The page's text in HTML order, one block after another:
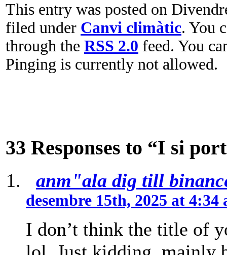
This entry was posted on
filed under Canvi climàtic. You
through the RSS 2.0 feed. You
Pinging is currently not allowed.
33 Responses to “I si
anm"ala dig till
desembre 15th, 2025 at 4:34
I don’t think the title of